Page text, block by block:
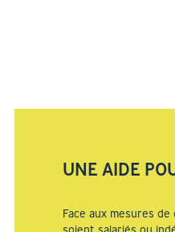
UNE AIDE
Face aux mesures